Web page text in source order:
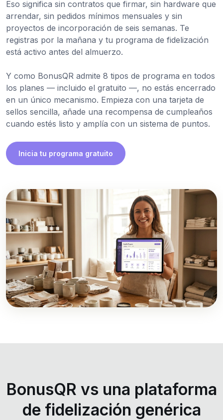
Eso significa sin contratos que firmar, sin hardware que
arrendar, sin pedidos mínimos mensuales y sin
proyectos de incorporación de seis semanas. Te
registras por la mañana y tu programa de fidelización
está activo antes del almuerzo.
Y como BonusQR admite 8 tipos de programa en todos
los planes — incluido el gratuito —, no estás encerrado
en un único mecanismo. Empieza con una tarjeta de
sellos sencilla, añade una recompensa de cumpleaños
cuando estés listo y amplía con un sistema de puntos.
Inicia tu programa gratuito
BonusQR vs una plataforma
de fidelización genérica